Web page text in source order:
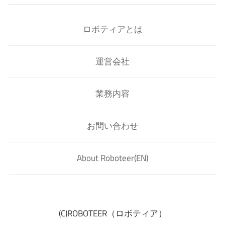
ロボティアとは
運営会社
業務内容
お問い合わせ
About Roboteer(EN)
(C)ROBOTEER（ロボティア）